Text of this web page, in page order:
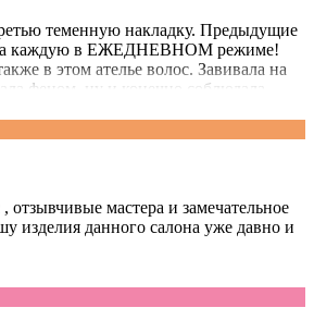
теменную накладку. Предыдущие
каждую в ЕЖЕДНЕВНОМ режиме!
в этом ателье волос. Завивала на
феном, ну и конечно соблюдала
Я очень довольна качеством! Всем
только в это авторское ателье волос!
прослужит долго и вы будете
ежедневно!
отзывчивые мастера и замечательное
изделия данного салона уже давно и